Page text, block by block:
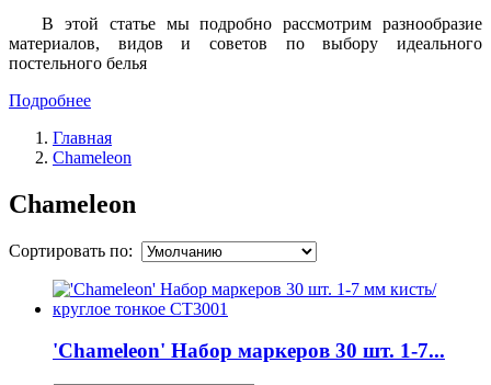
В этой статье мы подробно рассмотрим разнообразие
материалов, видов и советов по выбору идеального
постельного белья
Подробнее
Главная
Chameleon
Chameleon
Сортировать по:
'Chameleon' Набор маркеров 30 шт. 1-7...